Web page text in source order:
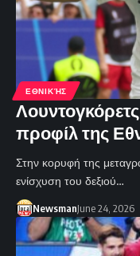
ΕΘΝΙΚΉΣ
προφίλ της
Στην κορυφή της
ενίσχυση του δεξιού…
NewsmanJune 24, 2026